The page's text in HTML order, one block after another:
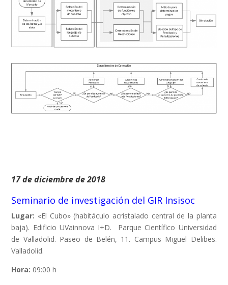
17 de diciembre de 2018
Seminario de investigación del GIR Insisoc
Lugar: «El Cubo» (habitáculo acristalado central de la planta
baja). Edificio UVainnova I+D. Parque Científico Universidad
de Valladolid. Paseo de Belén, 11. Campus Miguel Delibes.
Valladolid.
Hora: 09:00 h